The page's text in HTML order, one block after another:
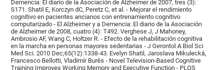
Demencia: El diario de la Asociación de Alzheimer de 2007, tres (3):
S171. Shatil E, Korczyn dC, Peretz C, et al. - Mejorar el rendimiento
cognitivo en pacientes ancianos con entrenamiento cognitivo
computarizado - El Alzheimer y a Demencia: El diario de la Asociación
de Alzheimer de 2008, cuatro (4): T492. Verghese J, J Mahoney,
Ambrosio AF, Wang C, Holtzer R. - Efecto de la rehabilitación cognitiva
en la marcha en personas mayores sedentarias - J Gerontol A Biol Sci
Med Sci. 2010 Dec;65(12):1338-43. Evelyn Shatil, Jaroslava Mikulecká,
Francesco Bellotti, Vladimír Burěs - Novel Television-Based Cognitive
Training Improves Working Memory and Executive Function - PLOS